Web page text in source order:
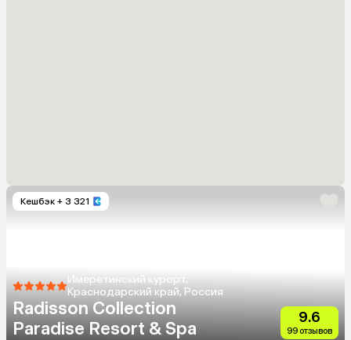
Кешбэк + 3 321
Имеретинский курорт,
Краснодарский край, Россия
Radisson Collection
Paradise Resort & Spa
9.6
99 отзывов